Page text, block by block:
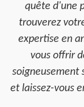
quête d'une
trouverez
expertise en
vous offrir
soigneusement
et laissez-vous